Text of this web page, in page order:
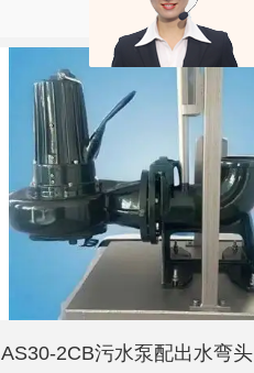
AS30-2CB污水泵配出水弯头